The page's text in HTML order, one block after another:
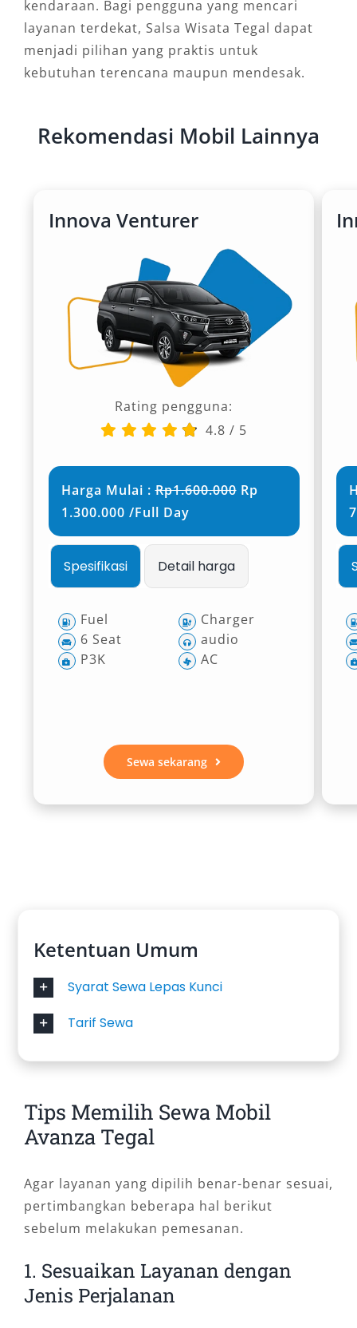
kendaraan. Bagi pengguna yang mencari
layanan terdekat, Salsa Wisata Tegal dapat
menjadi pilihan yang praktis untuk
kebutuhan terencana maupun mendesak.
Rekomendasi Mobil Lainnya
Innova Venturer
Rating pengguna:
4.8 / 5
Harga Mulai :Rp1.600.000Rp
1.300.000 /Full Day
Spesifikasi Detail harga
Fuel
6 Seat
P3K
Charger
audio
AC
Sewa sekarang
Ketentuan Umum
Syarat Sewa Lepas Kunci
Tarif Sewa
Tips Memilih Sewa Mobil
Avanza Tegal
Agar layanan yang dipilih benar-benar sesuai,
pertimbangkan beberapa hal berikut
sebelum melakukan pemesanan.
1. Sesuaikan Layanan dengan
Jenis Perjalanan